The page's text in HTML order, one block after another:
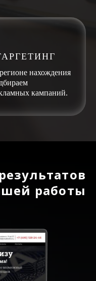
нахождения
кампаний.
работы